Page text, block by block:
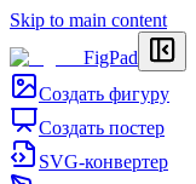
Skip to main content
FigPad
Создать фигуру
Создать постер
SVG-конвертер